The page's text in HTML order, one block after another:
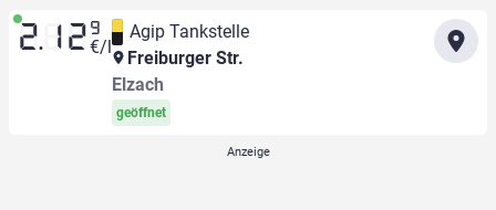
2.12 9
€/l
Agip Tankstelle
Freiburger Str.
Elzach
geöffnet